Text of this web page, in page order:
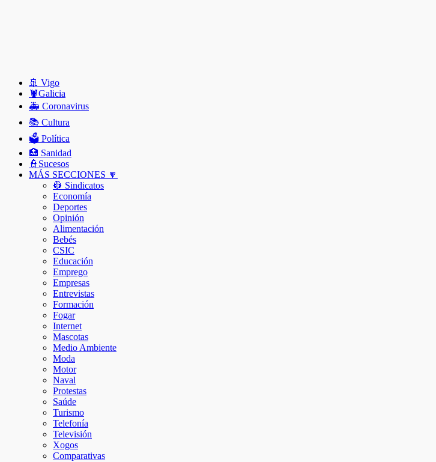
🚢 Vigo
🦞️Galicia
🚑 Coronavirus
📚 Cultura
🗳️ Política
🏥 Sanidad
👮Sucesos
MÁS SECCIONES 🔽
👷 Sindicatos
Economía
Deportes
Opinión
Alimentación
Bebés
CSIC
Educación
Emprego
Empresas
Entrevistas
Formación
Fogar
Internet
Mascotas
Medio Ambiente
Moda
Motor
Naval
Protestas
Saúde
Turismo
Telefonía
Televisión
Xogos
Comparativas